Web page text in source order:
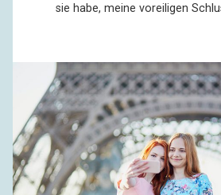
sie habe, meine voreiligen